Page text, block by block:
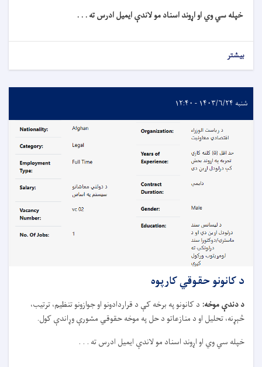
خپله سي وي او اړوند اسناد مو لاندې ایمیل ادرس ته . . .
بیشتر
شنبه ۱۴۰۳/۶/۲۴ - ۱۲:۴۰
د کانونو حقوقي کارپوه
د دندې موخه: د کانونو په برخه کې د قراردادونو او جوازونو تنظیم، ترتیب،
څېړنه، تحلیل او د منازعاتو د حل په موخه حقوقي مشورې وړاندې کول.
خپله سي وي او اړوند اسناد مو لاندې ایمیل ادرس ته . . .